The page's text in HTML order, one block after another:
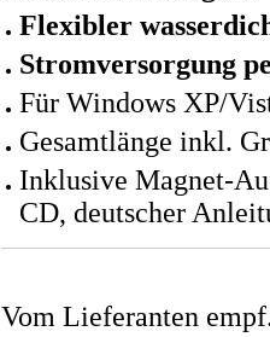
Flexibler
Stromversorgung
Für Windows XP/
Gesamtlänge inkl.
Inklusive Magnet-
CD, deutscher
Vom Lieferanten